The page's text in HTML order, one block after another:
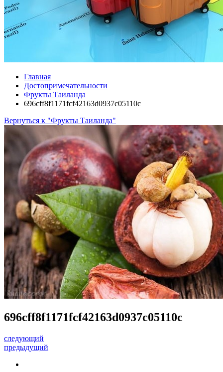
Главная
Достопримечательности
Фрукты Таиланда
696cff8f1171fcf42163d0937c05110c
Вернуться к "Фрукты Таиланда"
696cff8f1171fcf42163d0937c05110c
следующий
предыдущий